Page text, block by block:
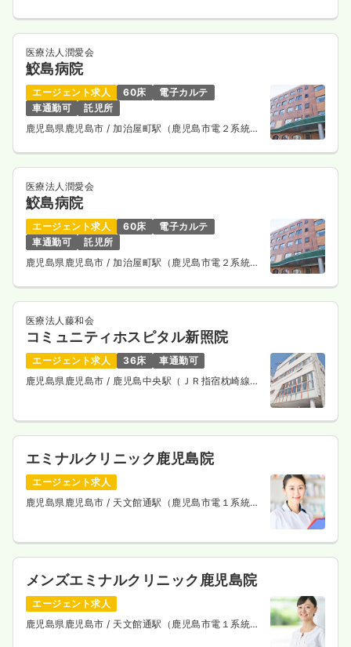
医療法人潤愛会
鮫島病院
エージェント求人 60床
電子カルテ
車通勤可
託児所
鹿児島県鹿児島市/ 加治屋町駅（鹿児島市電２系統）
医療法人潤愛会
鮫島病院
エージェント求人 60床
電子カルテ
車通勤可
託児所
鹿児島県鹿児島市/ 加治屋町駅（鹿児島市電２系統）
医療法人藤和会
コミュニティホスピタル新照院
エージェント求人 36床
車通勤可
鹿児島県鹿児島市/ 鹿児島中央駅（ＪＲ指宿枕崎線）
エミナルクリニック鹿児島院
エージェント求人
鹿児島県鹿児島市/ 天文館通駅（鹿児島市電１系統）
メンズエミナルクリニック鹿児島院
エージェント求人
鹿児島県鹿児島市/ 天文館通駅（鹿児島市電１系統）